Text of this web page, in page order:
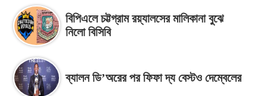
বিপিএলে চট্টগ্রাম রয়্যালসের মালিকানা বুঝে
নিলো বিসিবি
ব্যালন ডি’অরের পর ফিফা দ্য বেস্টও দেম্বেলের